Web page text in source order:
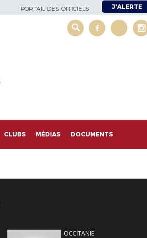
PORTAIL DES OFFICIELS J'ALERTE
CLUBS MÉDIAS DOCUMENTS
OCCITANIE